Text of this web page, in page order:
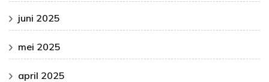
juni 2025
mei 2025
april 2025